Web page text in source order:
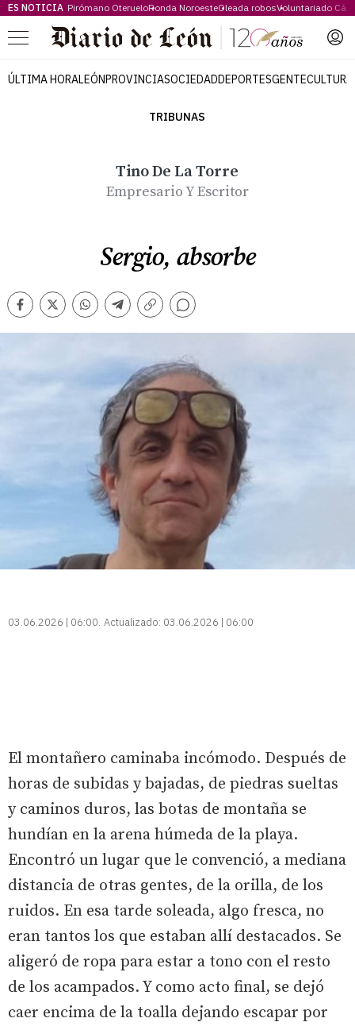
ES NOTICIA Pirómano OterueloRonda NoroesteOleada robosVoluntariado
Menú
ÚLTIMA HORALEÓNPROVINCIASOCIEDADDEPORTESGENTECULTURA
TRIBUNAS
Tino De La Torre
Empresario Y Escritor
Sergio, absorbe
Facebook
TwitterWhatsappTelegram
Copiar
Comentarios
03.06.2026 | 06:00 Actualizado: 03.06.2026 | 06:00
El montañero caminaba incómodo. Después de
horas de subidas y bajadas, de piedras sueltas
y caminos duros, las botas de montaña se
hundían en la arena húmeda de la playa.
Encontró un lugar que le convenció, a mediana
distancia de otras gentes, de la orilla, de los
ruidos. En esa tarde soleada, algo fresca, no
eran tantos los que estaban allí destacados. Se
aligeró de ropa para estar a tono con el resto
de los acampados. Y como acto final, se dejó
caer encima de la toalla dejando escapar por